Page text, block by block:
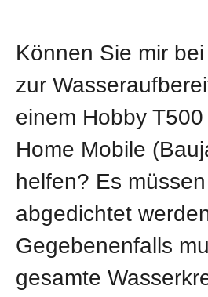
Können Sie mir
zur
einem Hobby
Home Mobile
helfen? Es
abgedichtet
Gegebenenfalls
gesamte